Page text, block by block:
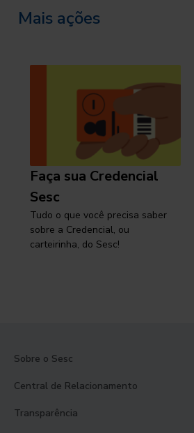
Mais ações
Faça sua Credencial
Sesc
Tudo o que você precisa saber
sobre a Credencial, ou
carteirinha, do Sesc!
Sobre o Sesc
Central de Relacionamento
Transparência